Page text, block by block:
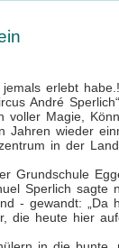
erlebt
André
voller Magie,
Jahren wieder
in der
Grundschule
Sperlich
- gewandt:
die heute hier